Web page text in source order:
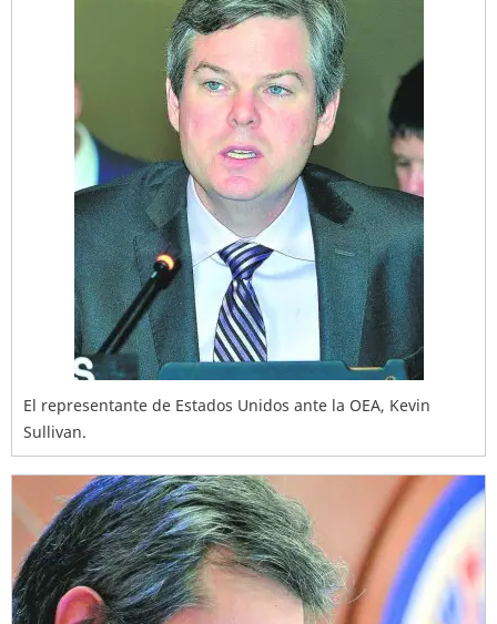
El representante de Estados Unidos ante la OEA, Kevin
Sullivan.